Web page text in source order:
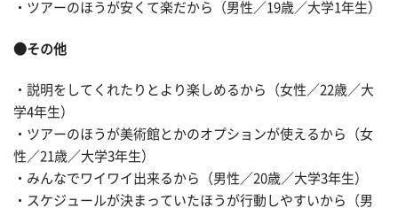
・ツアーのほうが安くて楽だから（男性／19歳／大学1年生）
●その他
・説明をしてくれたりとより楽しめるから（女性／22歳／大
学4年生）
・ツアーのほうが美術館とかのオプションが使えるから（女
性／21歳／大学3年生）
・みんなでワイワイ出来るから（男性／20歳／大学3年生）
・スケジュールが決まっていたほうが行動しやすいから（男